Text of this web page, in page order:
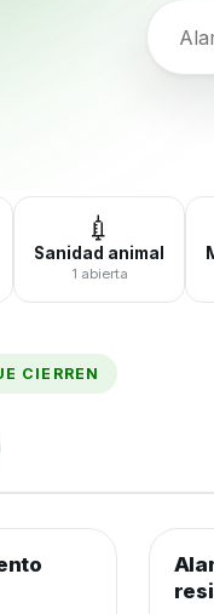
💉
Sanidad animal
1 abierta
CIERREN